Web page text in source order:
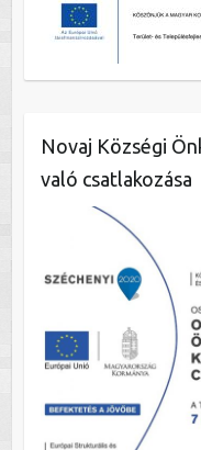
Novaj Községi
való csatlakozása